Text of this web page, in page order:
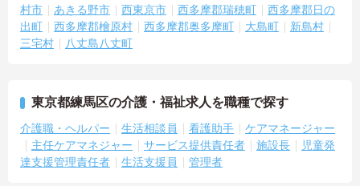
村市
あきる野市 西東京市 西多摩郡瑞穂町
西多摩郡日の
出町
西多摩郡檜原村 西多摩郡奥多摩町 大島町
新島村
三宅村
八丈島八丈町
東京都練馬区の介護・福祉求人を職種で探す
介護職・ヘルパー 生活相談員 看護助手
ケアマネージャー
主任ケアマネジャー
サービス提供責任者 施設長
児童発
達支援管理責任者
生活支援員 管理者